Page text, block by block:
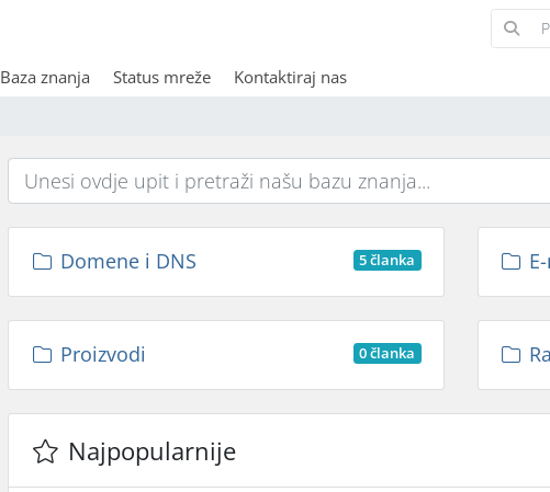
Baza znanja Status mreže Kontaktiraj nas
5 članka
Domene i DNS
0 članka
Proizvodi
Najpopularnije